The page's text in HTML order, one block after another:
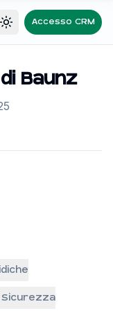
Tema
Accesso CRM
Baunz
Sicurezza